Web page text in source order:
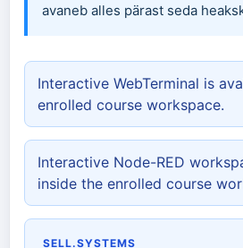
avaneb alles pärast seda
Interactive WebTerminal is
enrolled course workspace.
Interactive Node-RED
inside the enrolled course
SELL.SYSTEMS